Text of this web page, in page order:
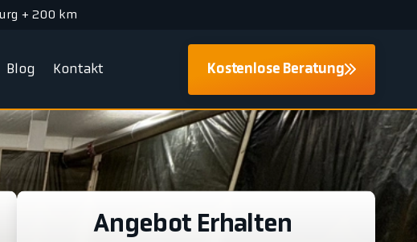
+ 200 km
Blog Kontakt Kostenlose Beratung
Angebot Erhalten